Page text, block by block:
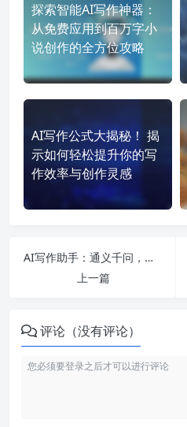
探索智能AI写作神器：
从免费应用到百万字小
说创作的全方位攻略
AI写作公式大揭秘！ 揭
示如何轻松提升你的写
作效率与创作灵感
AI写作助手：通义千问，无限可能
上一篇
评论（没有评论）